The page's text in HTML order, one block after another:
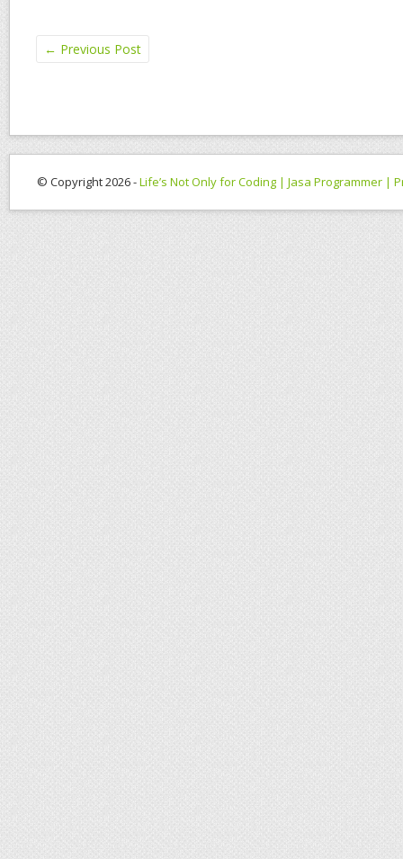
← Previous Post
© Copyright 2026 -Life’s Not Only for Coding | Jasa Programmer |